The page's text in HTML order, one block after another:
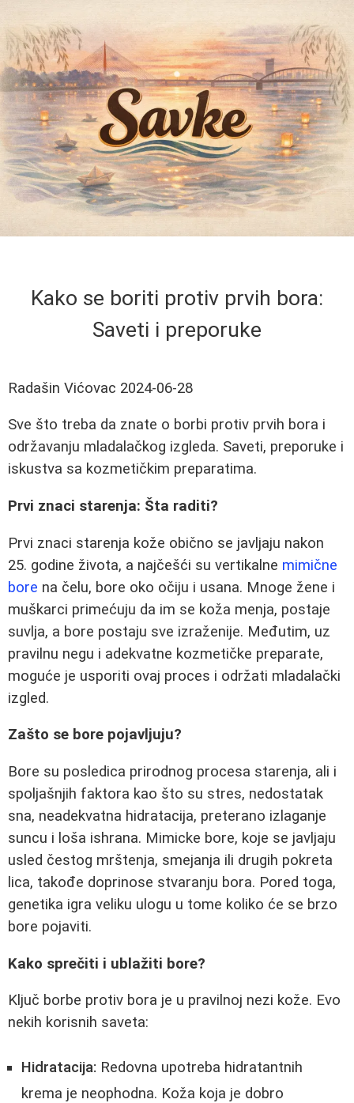
Kako se boriti protiv prvih bora:
Saveti i preporuke
Radašin Vićovac 2024-06-28
Sve što treba da znate o borbi protiv prvih bora i
održavanju mladalačkog izgleda. Saveti, preporuke i
iskustva sa kozmetičkim preparatima.
Prvi znaci starenja: Šta raditi?
Prvi znaci starenja kože obično se javljaju nakon
25. godine života, a najčešći su vertikalne mimične
bore na čelu, bore oko očiju i usana. Mnoge žene i
muškarci primećuju da im se koža menja, postaje
suvlja, a bore postaju sve izraženije. Međutim, uz
pravilnu negu i adekvatne kozmetičke preparate,
moguće je usporiti ovaj proces i održati mladalački
izgled.
Zašto se bore pojavljuju?
Bore su posledica prirodnog procesa starenja, ali i
spoljašnjih faktora kao što su stres, nedostatak
sna, neadekvatna hidratacija, preterano izlaganje
suncu i loša ishrana. Mimicke bore, koje se javljaju
usled čestog mrštenja, smejanja ili drugih pokreta
lica, takođe doprinose stvaranju bora. Pored toga,
genetika igra veliku ulogu u tome koliko će se brzo
bore pojaviti.
Kako sprečiti i ublažiti bore?
Ključ borbe protiv bora je u pravilnoj nezi kože. Evo
nekih korisnih saveta:
Hidratacija: Redovna upotreba hidratantnih
krema je neophodna. Koža koja je dobro